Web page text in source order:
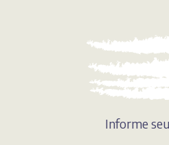
Informe